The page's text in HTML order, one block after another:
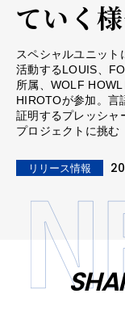
ていく様
スペシャルユニット
活動するLOUIS、
所属、WOLF HOWL
HIROTOが参加。言
証明するプレッシャ
プロジェクトに挑む
リリース情報